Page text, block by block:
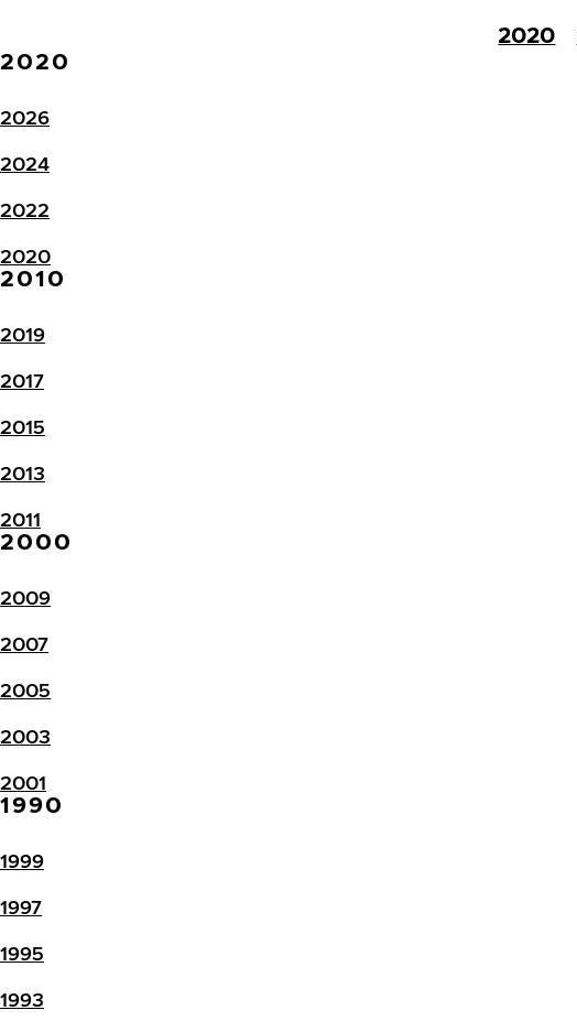
2020
2020
2026
2024
2022
2020
2010
2019
2017
2015
2013
2011
2000
2009
2007
2005
2003
2001
1990
1999
1997
1995
1993